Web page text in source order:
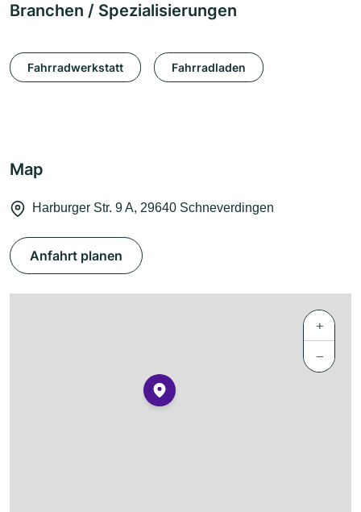
Branchen / Spezialisierungen
Fahrradwerkstatt Fahrradladen
Map
Harburger Str. 9 A, 29640 Schneverdingen
Anfahrt planen
+
−